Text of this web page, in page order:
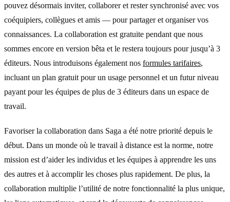
pouvez désormais inviter, collaborer et rester synchronisé avec vos
coéquipiers, collègues et amis — pour partager et organiser vos
connaissances. La collaboration est gratuite pendant que nous
sommes encore en version bêta et le restera toujours pour jusqu’à 3
éditeurs. Nous introduisons également nos formules tarifaires,
incluant un plan gratuit pour un usage personnel et un futur niveau
payant pour les équipes de plus de 3 éditeurs dans un espace de
travail.
Favoriser la collaboration dans Saga a été notre priorité depuis le
début. Dans un monde où le travail à distance est la norme, notre
mission est d’aider les individus et les équipes à apprendre les uns
des autres et à accomplir les choses plus rapidement. De plus, la
collaboration multiplie l’utilité de notre fonctionnalité la plus unique,